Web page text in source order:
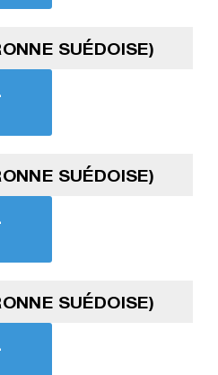
SUÉDOISE)
SUÉDOISE)
SUÉDOISE)